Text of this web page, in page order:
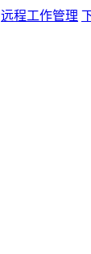
远程工作管理